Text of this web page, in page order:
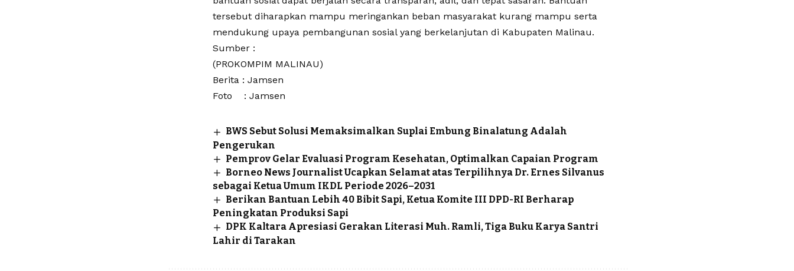
tersebut diharapkan mampu meringankan beban masyarakat kurang mampu serta
mendukung upaya pembangunan sosial yang berkelanjutan di Kabupaten Malinau.
Sumber :
(PROKOMPIM MALINAU)
Berita : Jamsen
Foto : Jamsen
BWS Sebut Solusi Memaksimalkan Suplai Embung Binalatung Adalah
Pengerukan
Pemprov Gelar Evaluasi Program Kesehatan, Optimalkan Capaian Program
Borneo News Journalist Ucapkan Selamat atas Terpilihnya Dr. Ernes Silvanus
sebagai Ketua Umum IKDL Periode 2026–2031
Berikan Bantuan Lebih 40 Bibit Sapi, Ketua Komite III DPD-RI Berharap
Peningkatan Produksi Sapi
DPK Kaltara Apresiasi Gerakan Literasi Muh. Ramli, Tiga Buku Karya Santri
Lahir di Tarakan